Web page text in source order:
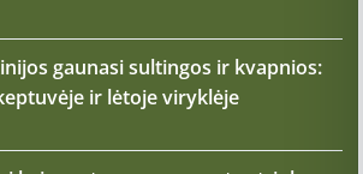
gaunasi sultingos ir kvapnios:
ir lėtoje viryklėje